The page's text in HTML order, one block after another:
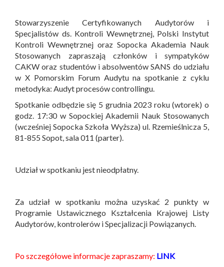
Stowarzyszenie Certyfikowanych Audytorów i
Specjalistów ds. Kontroli Wewnętrznej, Polski Instytut
Kontroli Wewnętrznej oraz Sopocka Akademia Nauk
Stosowanych zapraszają członków i sympatyków
CAKW oraz studentów i absolwentów SANS do udziału
w X Pomorskim Forum Audytu na spotkanie z cyklu
metodyka: Audyt procesów controllingu.
Spotkanie odbędzie się 5 grudnia 2023 roku (wtorek) o
godz. 17:30 w Sopockiej Akademii Nauk Stosowanych
(wcześniej Sopocka Szkoła Wyższa) ul. Rzemieślnicza 5,
81-855 Sopot, sala 011 (parter).
Udział w spotkaniu jest nieodpłatny.
Za udział w spotkaniu można uzyskać 2 punkty w
Programie Ustawicznego Kształcenia Krajowej Listy
Audytorów, kontrolerów i Specjalizacji Powiązanych.
Po szczegółowe informacje zapraszamy: LINK